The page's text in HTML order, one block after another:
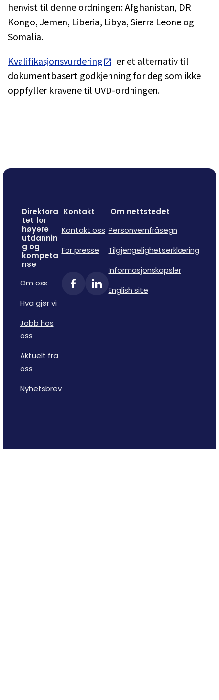
henvist til denne ordningen: Afghanistan, DR
Kongo, Jemen, Liberia, Libya, Sierra Leone og
Somalia.
Kvalifikasjonsvurdering
er et alternativ til
dokumentbasert godkjenning for deg som ikke
oppfyller kravene til UVD-ordningen.
Direktora
tet for
høyere
utdannin
g og
kompeta
nse
Om oss
Hva gjør vi
Jobb hos
oss
Aktuelt fra
oss
Nyhetsbrev
Kontakt
Kontakt oss
For presse
Om nettstedet
Personvernfråsegn
Tilgjengelighetserklæring
Informasjonskapsler
English site